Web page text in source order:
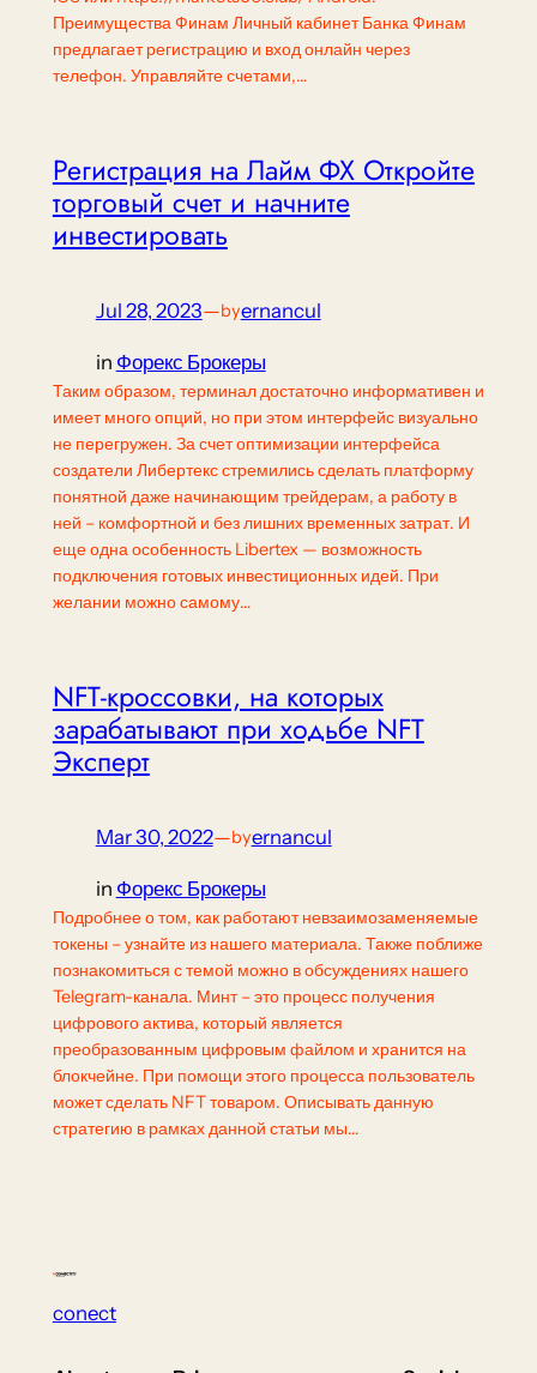
Преимущества Финам Личный кабинет Банка Финам
предлагает регистрацию и вход онлайн через
телефон. Управляйте счетами,…
Регистрация на Лайм ФХ Откройте
торговый счет и начните
инвестировать
Jul 28, 2023—byernancul
in Форекс Брокеры
Таким образом, терминал достаточно информативен и
имеет много опций, но при этом интерфейс визуально
не перегружен. За счет оптимизации интерфейса
создатели Либертекс стремились сделать платформу
понятной даже начинающим трейдерам, а работу в
ней – комфортной и без лишних временных затрат. И
еще одна особенность Libertex — возможность
подключения готовых инвестиционных идей. При
желании можно самому…
NFT-кроссовки, на которых
зарабатывают при ходьбе NFT
Эксперт
Mar 30, 2022—byernancul
in Форекс Брокеры
Подробнее о том, как работают невзаимозаменяемые
токены – узнайте из нашего материала. Также поближе
познакомиться с темой можно в обсуждениях нашего
Telegram-канала. Минт – это процесс получения
цифрового актива, который является
преобразованным цифровым файлом и хранится на
блокчейне. При помощи этого процесса пользователь
может сделать NFT товаром. Описывать данную
стратегию в рамках данной статьи мы…
conect